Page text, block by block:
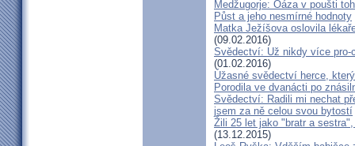
Medžugorje: Oáza v poušti
Půst a jeho nesmírné hodnoty
Matka Ježíšova oslovila
(09.02.2016)
Svědectví: Už nikdy více pro-
(01.02.2016)
Úžasné svědectví herce,
Porodila ve dvanácti po
Svědectví: Radili mi nechat
jsem za ně celou svou bytostí
Žili 25 let jako "bratr a
(13.12.2015)